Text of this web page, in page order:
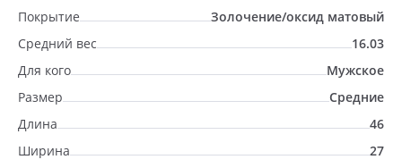
Покрытие
Золочение/оксид матовый
Средний вес
16.03
Для кого
Мужское
Размер
Средние
Длина
46
Ширина
27